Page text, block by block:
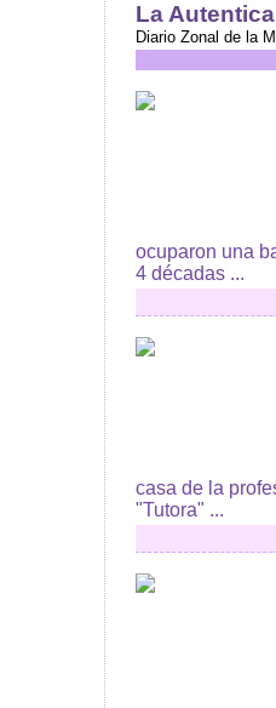
La
Diario Zonal de la
ocuparon una
4 décadas ...
casa de la
"Tutora" ...